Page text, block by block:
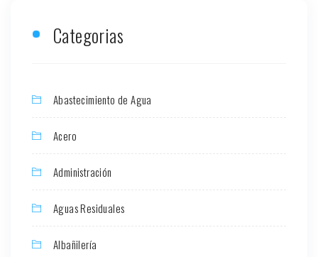
Categorias
Abastecimiento de Agua
Acero
Administración
Aguas Residuales
Albañilería